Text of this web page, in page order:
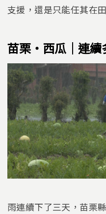
支援，還是只能任其在
苗栗‧西瓜｜連續
雨連續下了三天，苗栗